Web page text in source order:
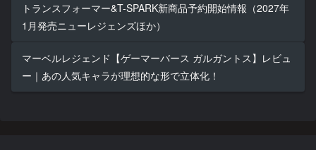
トランスフォーマー&T-SPARK新商品予約開始情報（2027年
1月発売ニューレジェンズほか）
マーベルレジェンド【ゲーマーバース ガルガントス】レビュ
ー｜あの人気キャラが理想的な形で立体化！